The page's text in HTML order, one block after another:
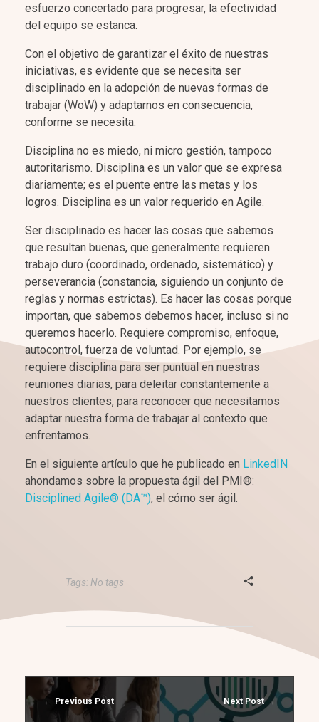
esfuerzo concertado para progresar, la efectividad
del equipo se estanca.
Con el objetivo de garantizar el éxito de nuestras
iniciativas, es evidente que se necesita ser
disciplinado en la adopción de nuevas formas de
trabajar (WoW) y adaptarnos en consecuencia,
conforme se necesita.
Disciplina no es miedo, ni micro gestión, tampoco
autoritarismo. Disciplina es un valor que se expresa
diariamente; es el puente entre las metas y los
logros. Disciplina es un valor requerido en Agile.
Ser disciplinado es hacer las cosas que sabemos
que resultan buenas, que generalmente requieren
trabajo duro (coordinado, ordenado, sistemático) y
perseverancia (constancia, siguiendo un conjunto de
reglas y normas estrictas). Es hacer las cosas porque
importan, que sabemos debemos hacer, incluso si no
queremos hacerlo. Requiere compromiso, enfoque,
autocontrol, fuerza de voluntad. Por ejemplo, se
requiere disciplina para ser puntual en nuestras
reuniones diarias, para deleitar constantemente a
nuestros clientes, para reconocer que necesitamos
adaptar nuestra forma de trabajar al contexto que
enfrentamos.
En el siguiente artículo que he publicado en LinkedIN
ahondamos sobre la propuesta ágil del PMI®:
Disciplined Agile® (DA™), el cómo ser ágil.
Tags: No tags
Previous Post Next Post